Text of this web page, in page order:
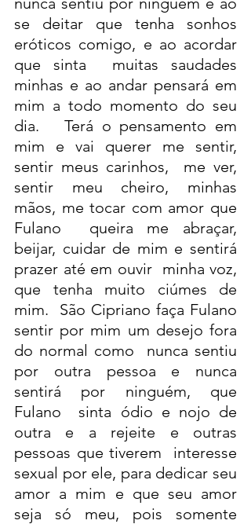
se deitar que tenha sonhos
eróticos comigo, e ao acordar
que sinta  muitas saudades
minhas e ao andar pensará em
mim a todo momento do seu
dia.   Terá o pensamento em
mim e vai querer me sentir,
sentir meus carinhos,  me ver,
sentir meu cheiro, minhas
mãos, me tocar com amor que
Fulano  queira me abraçar,
beijar, cuidar de mim e sentirá
prazer até em ouvir  minha voz,
que tenha muito ciúmes de
mim.  São Cipriano faça Fulano
sentir por mim um desejo fora
do normal como  nunca sentiu
por outra pessoa e nunca
sentirá por ninguém, que
Fulano  sinta ódio e nojo de
outra e a rejeite e outras
pessoas que tiverem  interesse
sexual por ele, para dedicar seu
amor a mim e que seu amor
seja só meu, pois somente